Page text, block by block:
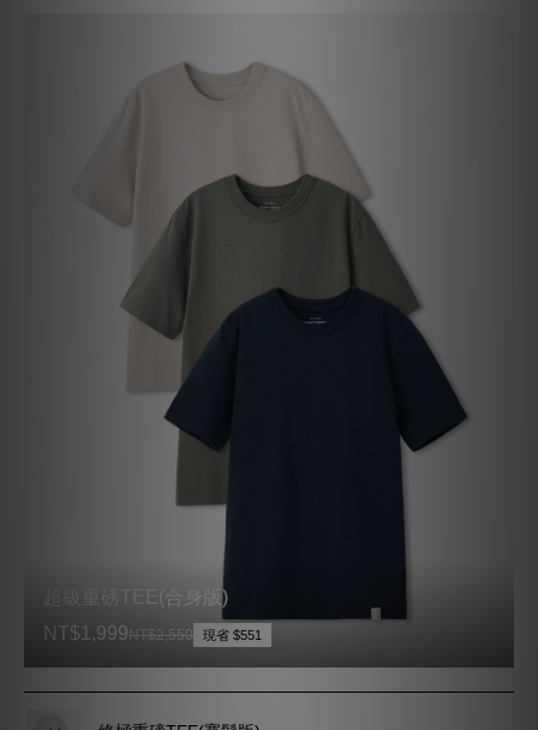
終極重磅TEE(寬鬆版)
NT$2,199NT$2,850 現省 $651